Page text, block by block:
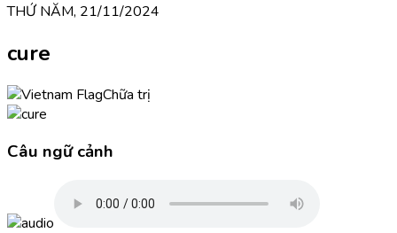
THỨ NĂM, 21/11/2024
cure
Chữa trị
Câu ngữ cảnh